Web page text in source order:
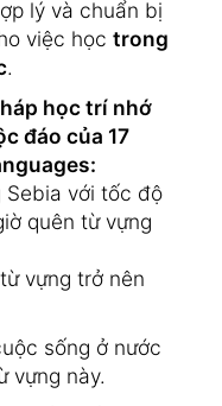
lý và chuẩn bị
việc học trong
.
học trí nhớ
đáo của 17
Sebia với tốc độ
quên từ vựng
vựng trở nên
sống ở nước
vựng này.